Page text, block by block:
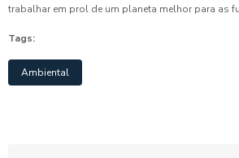
trabalhar em prol de um planeta melhor para as
Tags:
Ambiental